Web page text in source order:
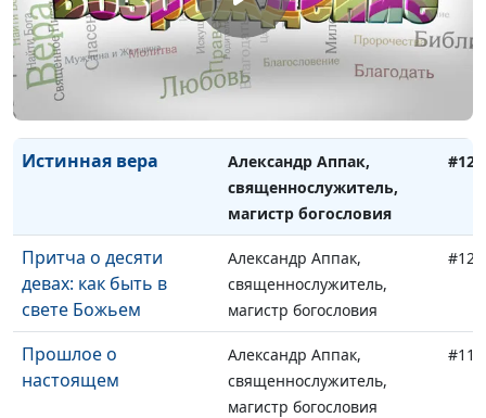
оскорбления?
магистр богословия
Две синагоги, в
которых учил Христос
Андрей Севрюков,
священнослужитель,
магистр богословия
Истинная вера
Александр Аппак,
священнослужитель,
магистр богословия
#121
Притча о десяти
девах: как быть в
свете Божьем
Александр Аппак,
священнослужитель,
магистр богословия
#120
Прошлое о
настоящем
Александр Аппак,
священнослужитель,
магистр богословия
#119